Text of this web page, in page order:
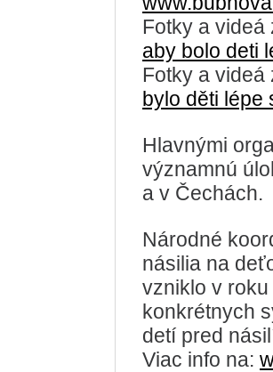
Fotky a
aby bolo deti
Fotky a
bylo děti lépe
Hlavnými
významnú
a v Čechách.
Národné
násilia na
vzniklo v
konkrétnych
detí pred
Viac info na: